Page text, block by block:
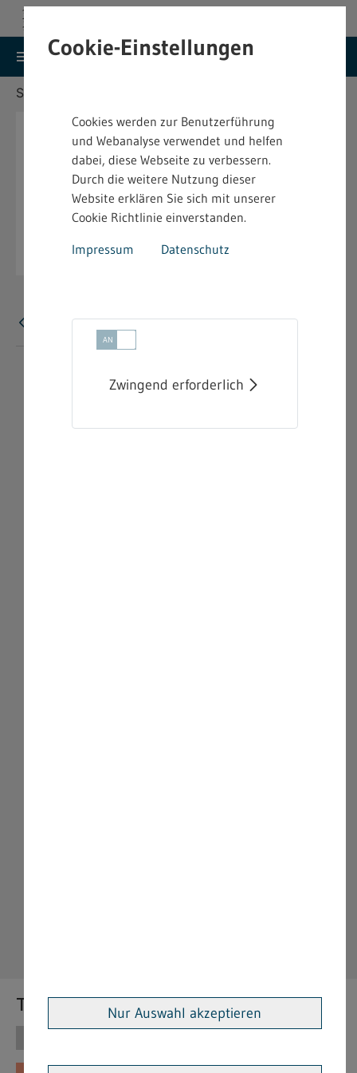
menu Menu search Suche
Sie befinden sich hier:
Fehler
Cookie-Einstellungen
Cookies werden zur Benutzerführung
und Webanalyse verwendet und helfen
dabei, diese Webseite zu verbessern.
Durch die weitere Nutzung dieser
Website erklären Sie sich mit unserer
Cookie Richtlinie einverstanden.
Impressum
Datenschutz
Zwingend erforderlich
Nur Auswahl akzeptieren
Themen